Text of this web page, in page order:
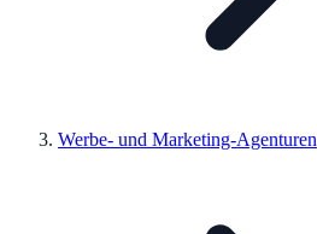
Werbe- und Marketing-Agenturen